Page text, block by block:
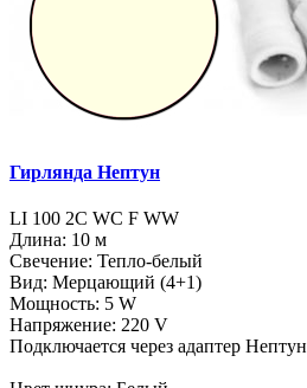
Гирлянда Нептун
LI 100 2C WC F WW
Длина: 10 м
Свечение: Тепло-белый
Вид: Мерцающий (4+1)
Мощность: 5 W
Напряжение: 220 V
Подключается через адаптер Нептун